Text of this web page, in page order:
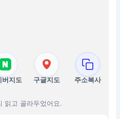
버지도 구글지도 주소복사
읽고 골라두었어요.